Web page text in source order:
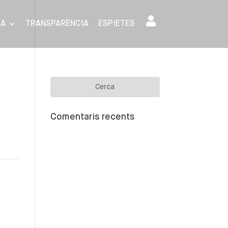
TRANSPARÈNCIA ESPIETES
Comentaris recents